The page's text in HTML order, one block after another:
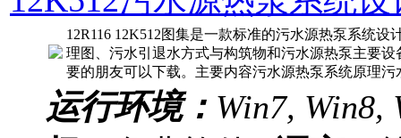
12R116 12K512图集是一款标准的污水源热泵系统
理图、污水引退水方式与构筑物和污水源热泵主要
要的朋友可以下载。主要内容污水源热泵系统原理
运行环境： Win7, Win8,